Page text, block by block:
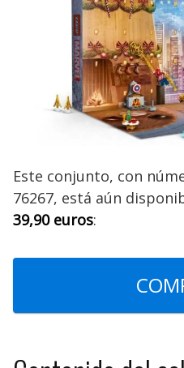
Este conjunto, con
76267, está aún
39,90 euros: